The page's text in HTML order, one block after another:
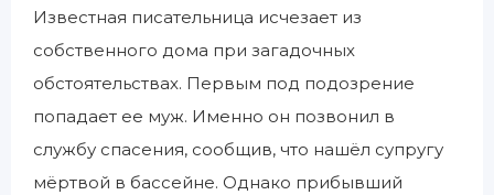
Известная писательница исчезает из
собственного дома при загадочных
обстоятельствах. Первым под подозрение
попадает ее муж. Именно он позвонил в
службу спасения, сообщив, что нашёл супругу
мёртвой в бассейне. Однако прибывший